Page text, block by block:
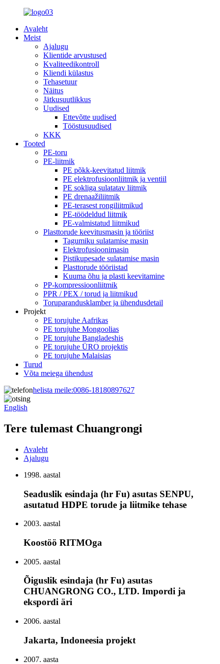
Avaleht
Meist
Ajalugu
Klientide arvustused
Kvaliteedikontroll
Kliendi külastus
Tehasetuur
Näitus
Jätkusuutlikkus
Uudised
Ettevõtte uudised
Tööstusuudised
KKK
Tooted
PE-toru
PE-liitmik
PE põkk-keevitatud liitmik
PE elektrofusioonliitmik ja ventiil
PE sokliga sulatatav liitmik
PE drenaažiliitmik
PE-terasest rongiliitmikud
PE-töödeldud liitmik
PE-valmistatud liitmikud
Plasttorude keevitusmasin ja tööriist
Tagumiku sulatamise masin
Elektrofusioonimasin
Pistikupesade sulatamise masin
Plasttorude tööriistad
Kuuma õhu ja plasti keevitamine
PP-kompressioonliitmik
PPR / PEX / torud ja liitmikud
Toruparandusklamber ja ühendusdetail
Projekt
PE torujuhe Aafrikas
PE torujuhe Mongoolias
PE torujuhe Bangladeshis
PE torujuhe ÜRO projektis
PE torujuhe Malaisias
Turud
Võta meiega ühendust
helista meile:0086-18180897627
English
Tere tulemast Chuangrongi
Avaleht
Ajalugu
1998. aastal
Seaduslik esindaja (hr Fu) asutas SENPU,
asutatud HDPE torude ja liitmike tehase
2003. aastal
Koostöö RITMOga
2005. aastal
Õiguslik esindaja (hr Fu) asutas
CHUANGRONG CO., LTD. Impordi ja
ekspordi äri
2006. aastal
Jakarta, Indoneesia projekt
2007. aasta